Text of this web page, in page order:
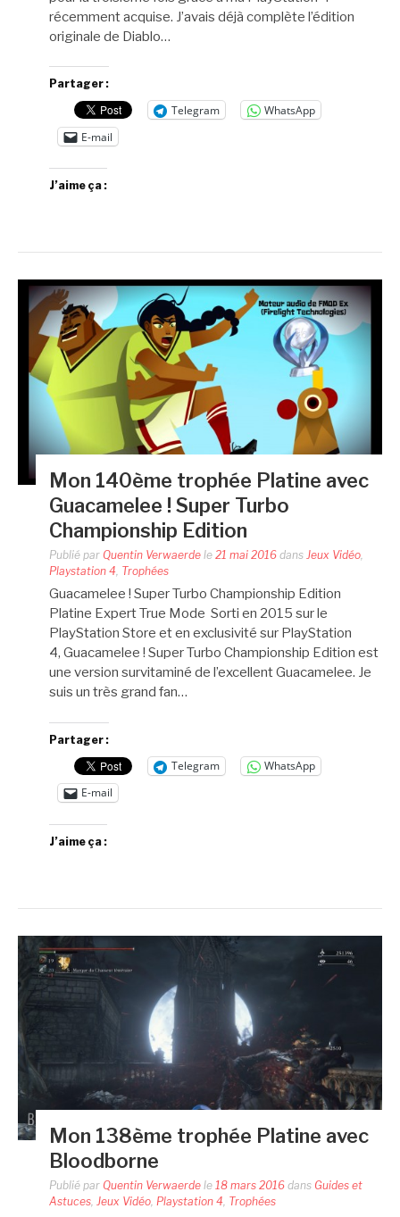
récemment acquise. J’avais déjà complète l’édition
originale de Diablo…
Partager :
Telegram
WhatsApp
E-mail
J’aime ça :
Mon 140ème trophée Platine avec
Guacamelee ! Super Turbo
Championship Edition
Publié par Quentin Verwaerde le 21 mai 2016 dans Jeux Vidéo,
Playstation 4, Trophées
Guacamelee ! Super Turbo Championship Edition
Platine Expert True Mode Sorti en 2015 sur le
PlayStation Store et en exclusivité sur PlayStation
4, Guacamelee ! Super Turbo Championship Edition est
une version survitaminé de l’excellent Guacamelee. Je
suis un très grand fan…
Partager :
Telegram
WhatsApp
E-mail
J’aime ça :
Mon 138ème trophée Platine avec
Bloodborne
Publié par Quentin Verwaerde le 18 mars 2016 dans Guides et
Astuces, Jeux Vidéo, Playstation 4, Trophées